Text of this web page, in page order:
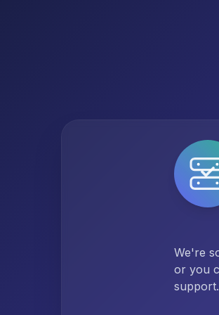
We're
or you
support.